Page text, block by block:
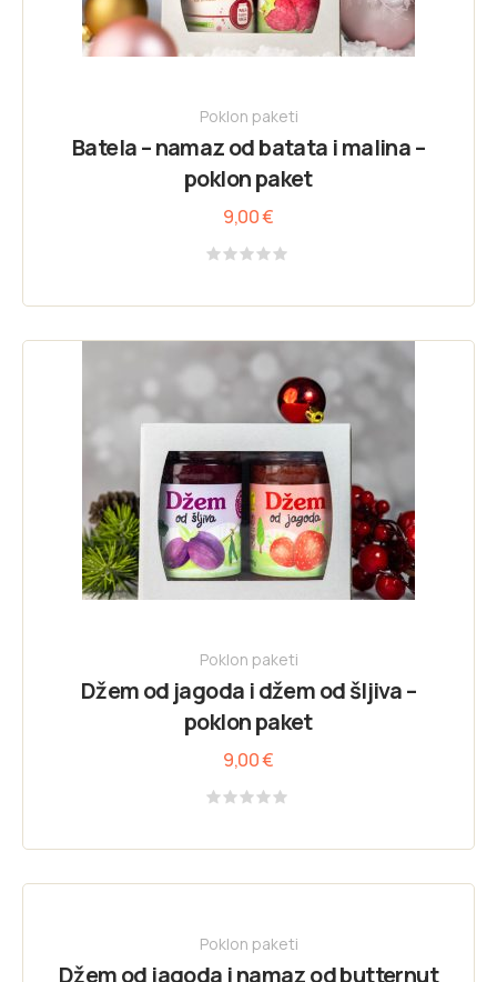
Poklon paketi
Batela – namaz od batata i malina –
poklon paket
9,00€
out
5
Poklon paketi
Džem od jagoda i džem od šljiva –
poklon paket
9,00€
out
5
Poklon paketi
Džem od jagoda i namaz od butternut